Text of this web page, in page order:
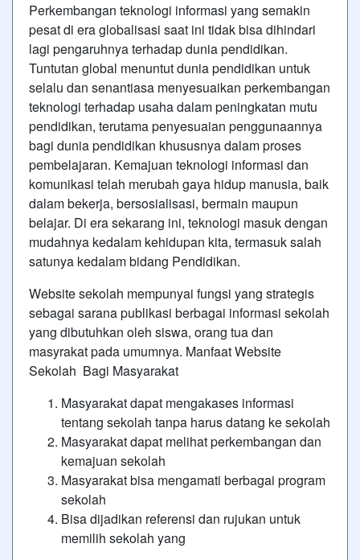
Perkembangan teknologi informasi yang semakin
pesat di era globalisasi saat ini tidak bisa dihindari
lagi pengaruhnya terhadap dunia pendidikan.
Tuntutan global menuntut dunia pendidikan untuk
selalu dan senantiasa menyesuaikan perkembangan
teknologi terhadap usaha dalam peningkatan mutu
pendidikan, terutama penyesuaian penggunaannya
bagi dunia pendidikan khususnya dalam proses
pembelajaran. Kemajuan teknologi informasi dan
komunikasi telah merubah gaya hidup manusia, baik
dalam bekerja, bersosialisasi, bermain maupun
belajar. Di era sekarang ini, teknologi masuk dengan
mudahnya kedalam kehidupan kita, termasuk salah
satunya kedalam bidang Pendidikan.
Website sekolah mempunyai fungsi yang strategis
sebagai sarana publikasi berbagai informasi sekolah
yang dibutuhkan oleh siswa, orang tua dan
masyrakat pada umumnya. Manfaat Website
Sekolah Bagi Masyarakat
Masyarakat dapat mengakases informasi
tentang sekolah tanpa harus datang ke sekolah
Masyarakat dapat melihat perkembangan dan
kemajuan sekolah
Masyarakat bisa mengamati berbagai program
sekolah
Bisa dijadikan referensi dan rujukan untuk
memilih sekolah yang